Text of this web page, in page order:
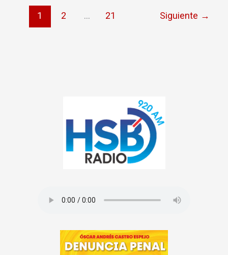
1 2 … 21 Siguiente →